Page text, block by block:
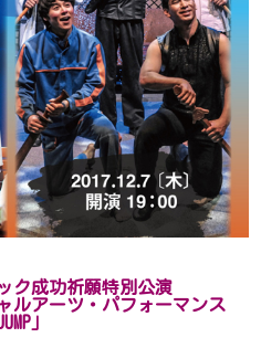
ク成功祈願特別公演
ルアーツ・パフォーマンス
」